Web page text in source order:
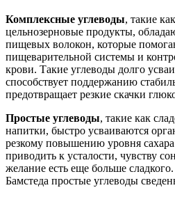
Комплексные углеводы, такие
цельнозерновые продукты,
пищевых волокон, которые
пищеварительной системы и
крови. Такие углеводы долго
способствует поддержанию
предотвращает резкие скачки
Простые углеводы, такие как
напитки, быстро усваиваются
резкому повышению уровня
приводить к усталости, чувству
желание есть еще больше
Бамстеда простые углеводы